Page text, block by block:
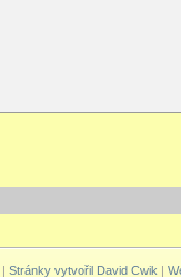
| Stránky vytvořil David Cwik |